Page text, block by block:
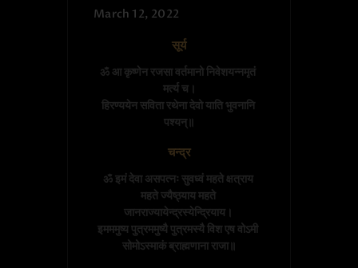
March 12, 2022
सूर्य
ॐ आ कृष्णेन रजसा वर्तमानो निवेशयन्नमृतं
मर्त्य च।
हिरण्ययेन सविता रथेना देवो याति भुवनानि
पश्यन्॥
चन्द्र
ॐ इमं देवा असपत्नः सुवध्वं महते क्षत्राय
महते ज्यैष्ठ्याय महते
जानराज्यायेन्द्रस्येन्द्रियाय।
इमममुष्य पुत्रममुष्यै पुत्रमस्यै विश एष वोऽमी
सोमोऽस्माकं ब्राह्मणाना राजा॥